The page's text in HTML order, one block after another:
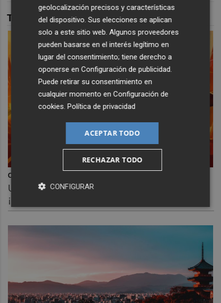
TAMBIÉN TE PUEDE INTERESAR
Corepunk MMORPG
Un verdadero MMORPG de la vieja escuela
¡Cómo los de antes, pero mejor!
geolocalización precisos y características
del dispositivo. Sus elecciones se aplican
solo a este sitio web. Algunos proveedores
pueden basarse en el interés legítimo en
lugar del consentimiento; tiene derecho a
oponerse enConfiguración de publicidad
Puede retirar su consentimiento en
cualquier momento enConfiguración de
cookies .Política de privacidad
ACEPTAR TODO
RECHAZAR TODO
CONFIGURAR